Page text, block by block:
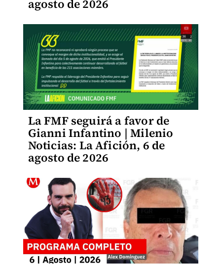
agosto de 2026
La FMF seguirá a favor de
Gianni Infantino | Milenio
Noticias: La Afición, 6 de
agosto de 2026